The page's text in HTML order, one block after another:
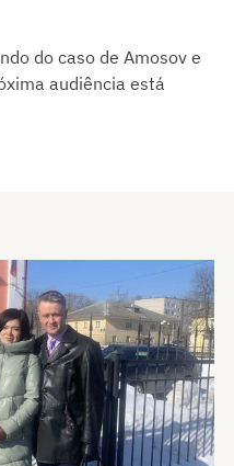
do caso de Amosov e
audiência está